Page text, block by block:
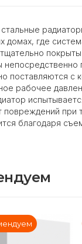
домах, где
непосредственно
поставляются с
рабочее
при
благодаря